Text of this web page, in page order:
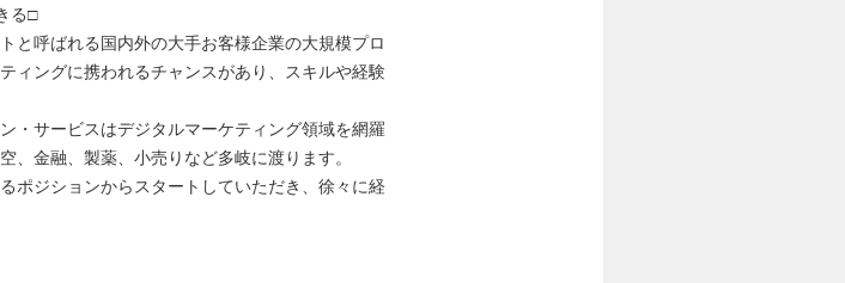
る□
と呼ばれる国内外の大手お客様企業の大規模プロ
ィングに携われるチャンスがあり、スキルや経験
・サービスはデジタルマーケティング領域を網羅
、金融、製薬、小売りなど多岐に渡ります。
ポジションからスタートしていただき、徐々に経